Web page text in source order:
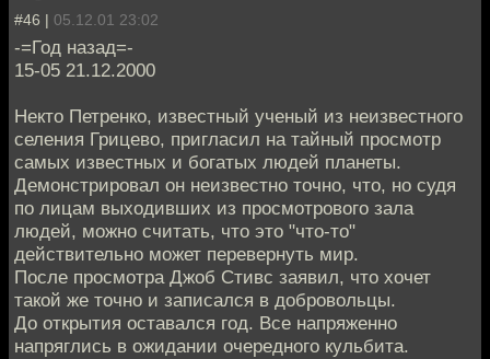
#46 | 05.12.01 23:02
-=Год назад=-
15-05 21.12.2000
Некто Петренко, известный ученый из неизвестного
селения Грицево, пригласил на тайный просмотр
самых известных и богатых людей планеты.
Демонстрировал он неизвестно точно, что, но судя
по лицам выходивших из просмотрового зала
людей, можно считать, что это "что-то"
действительно может перевернуть мир.
После просмотра Джоб Стивс заявил, что хочет
такой же точно и записался в добровольцы.
До открытия оставался год. Все напряженно
напряглись в ожидании очередного кульбита.